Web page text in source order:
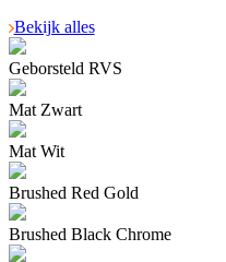
Bekijk alles
Geborsteld RVS
Mat Zwart
Mat Wit
Brushed Red Gold
Brushed Black Chrome